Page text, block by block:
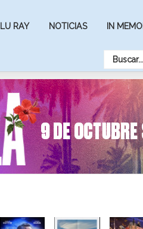
RAY NOTICIAS IN